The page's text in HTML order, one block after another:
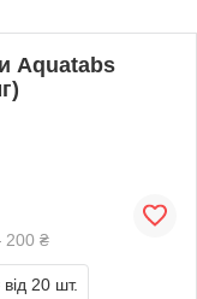
Aquatabs
200 ₴
від 20 шт.